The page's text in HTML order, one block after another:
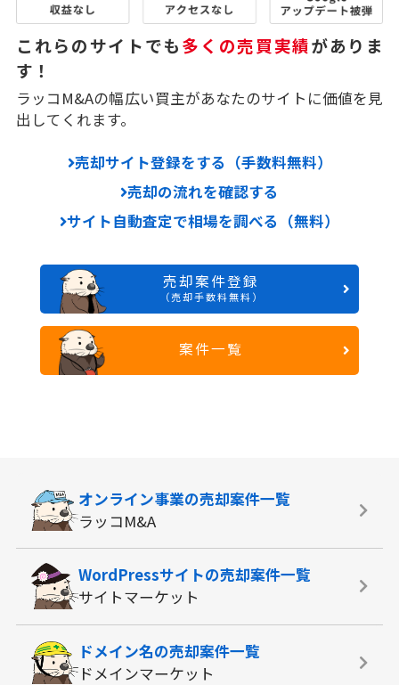
これらのサイトでも多くの売買実績がありま
す！
ラッコM&Aの幅広い買主があなたのサイトに価値を見
出してくれます。
売却サイト登録をする（手数料無料）
売却の流れを確認する
サイト自動査定で相場を調べる（無料）
売却案件登録
（売却手数料無料）
案件一覧
オンライン事業の売却案件一覧
ラッコM&A
WordPressサイトの売却案件一覧
サイトマーケット
ドメイン名の売却案件一覧
ドメインマーケット